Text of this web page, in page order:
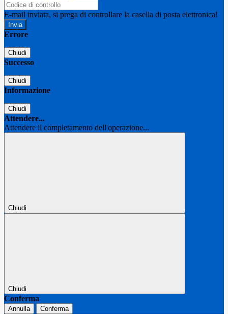
E-mail inviata, si prega di controllare la casella di posta elettronica!
Errore
Chiudi
Successo
Chiudi
Informazione
Chiudi
Attendere...
Attendere il completamento dell'operazione...
Chiudi
Chiudi
Conferma
Annulla Conferma